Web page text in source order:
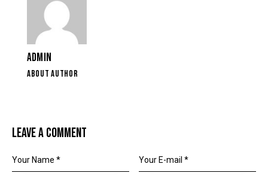
ADMIN
ABOUT AUTHOR
LEAVE A COMMENT